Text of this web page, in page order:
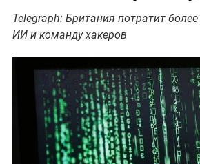
Telegraph: Британия потратит
ИИ и команду хакеров